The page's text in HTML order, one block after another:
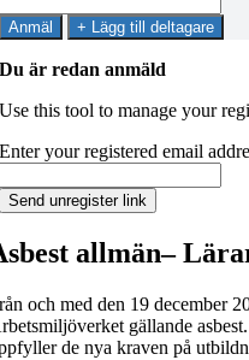
Anmäl + Lägg till deltagare
Du är redan anmäld
Use this tool to manage your
Enter your registered email
allmän–
och med den 19 december
gällande
de nya kraven på